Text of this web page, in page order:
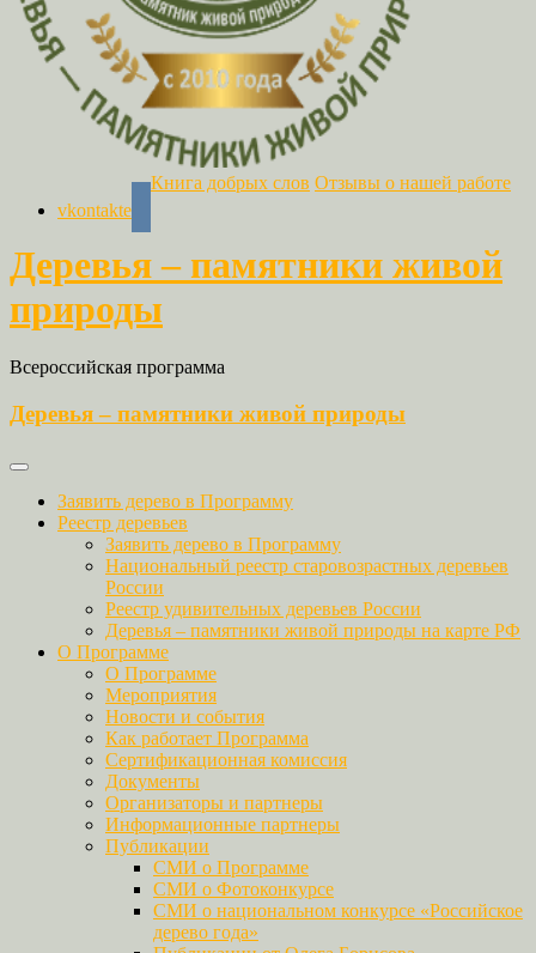
vkontakte
Книга добрых слов Отзывы о нашей работе
Деревья – памятники живой
природы
Всероссийская программа
Деревья – памятники живой природы
Заявить дерево в Программу
Реестр деревьев
Заявить дерево в Программу
Национальный реестр старовозрастных деревьев
России
Реестр удивительных деревьев России
Деревья – памятники живой природы на карте РФ
О Программе
О Программе
Мероприятия
Новости и события
Как работает Программа
Сертификационная комиссия
Документы
Организаторы и партнеры
Информационные партнеры
Публикации
СМИ о Программе
СМИ о Фотоконкурсе
СМИ о национальном конкурсе «Российское
дерево года»